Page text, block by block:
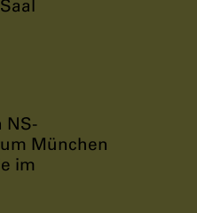
NS-
München
im